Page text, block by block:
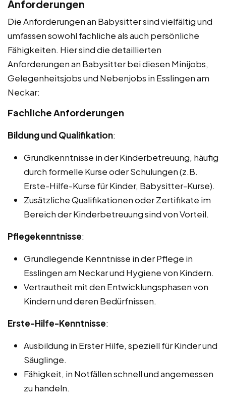
Anforderungen
Die Anforderungen an Babysitter sind vielfältig und
umfassen sowohl fachliche als auch persönliche
Fähigkeiten. Hier sind die detaillierten
Anforderungen an Babysitter bei diesen Minijobs,
Gelegenheitsjobs und Nebenjobs in Esslingen am
Neckar:
Fachliche Anforderungen
Bildung und Qualifikation:
Grundkenntnisse in der Kinderbetreuung, häufig
durch formelle Kurse oder Schulungen (z.B.
Erste-Hilfe-Kurse für Kinder, Babysitter-Kurse).
Zusätzliche Qualifikationen oder Zertifikate im
Bereich der Kinderbetreuung sind von Vorteil.
Pflegekenntnisse:
Grundlegende Kenntnisse in der Pflege in
Esslingen am Neckar und Hygiene von Kindern.
Vertrautheit mit den Entwicklungsphasen von
Kindern und deren Bedürfnissen.
Erste-Hilfe-Kenntnisse:
Ausbildung in Erster Hilfe, speziell für Kinder und
Säuglinge.
Fähigkeit, in Notfällen schnell und angemessen
zu handeln.